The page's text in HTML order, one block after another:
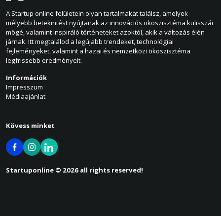
A Startup online felületein olyan tartalmakat találsz, amelyek
mélyebb betekintést nyújtanak az innovációs ökoszisztéma kulisszái
mögé, valamint inspiráló történeteket azoktól, akik a változás élén
járnak. Itt megtalálod a legújabb trendeket, technológiai
fejleményeket, valamint a hazai és nemzetközi ökoszisztéma
legfrissebb eredményeit.
Információk
Impresszum
Médiaajánlat
Kövess minket
Startuponline © 2026 all rights reserved!